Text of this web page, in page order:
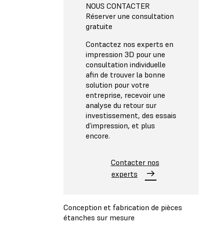
NOUS CONTACTER
Réserver une consultation
gratuite
Contactez nos experts en
impression 3D pour une
consultation individuelle
afin de trouver la bonne
solution pour votre
entreprise, recevoir une
analyse du retour sur
investissement, des essais
d’impression, et plus
encore.
Contacter nos
experts
Conception et fabrication de pièces
étanches sur mesure